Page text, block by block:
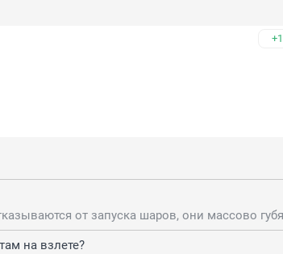
+1
на взлете?